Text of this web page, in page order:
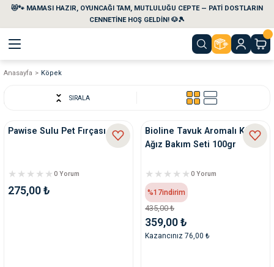
😻🐾 MAMASI HAZIR, OYUNCAĞI TAM, MUTLULUĞU CEPTE — PATİ DOSTLARIN
CENNETİNE HOŞ GELDİN! 🐶🎾
Geri Dön
Geri Dön
Geri Dön
Geri Dön
Geri Dön
Geri Dön
Anasayfa Köpek
SIRALA
Pawise Sulu Pet Fırçası
0 Yorum
275,00 ₺
Bioline Tavuk Aromalı Köpek
Ağız Bakım Seti 100gr
0 Yorum
%17indirim
435,00 ₺
359,00 ₺
Kazancınız 76,00 ₺